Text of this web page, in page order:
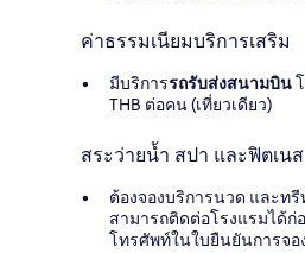
ค่าธรรมเนียมบริการเสริม
มีบริการรถรับส่งสนามบิน
THB ต่อคน (เที่ยวเดียว)
สระว่ายน้ำ สปา และฟิตเน
ต้องจองบริการนวด และท
สามารถติดต่อโรงแรมได้
โทรศัพท์ในใบยืนยันการจอ